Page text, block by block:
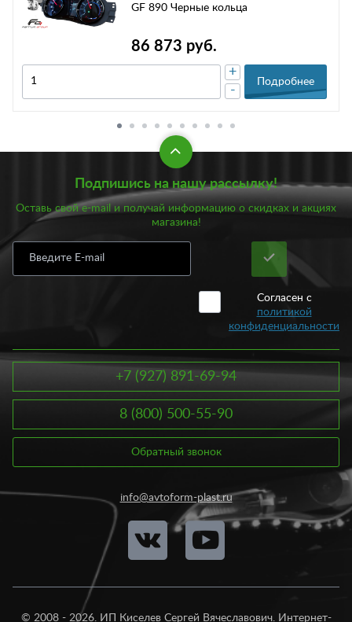
GF 890 Черные кольца
86 873 руб.
-
+
Подробнее
Подпишись на нашу рассылку!
Оставь свой e-mail и получай информацию о скидках и акциях
магазина!
Согласен с
политикой
конфиденциальности
+7 (927) 891-69-94
8 (800) 500-55-90
Обратный звонок
info@avtoform-plast.ru
© 2008 - 2026. ИП Киселев Сергей Вячеславович. Интернет-